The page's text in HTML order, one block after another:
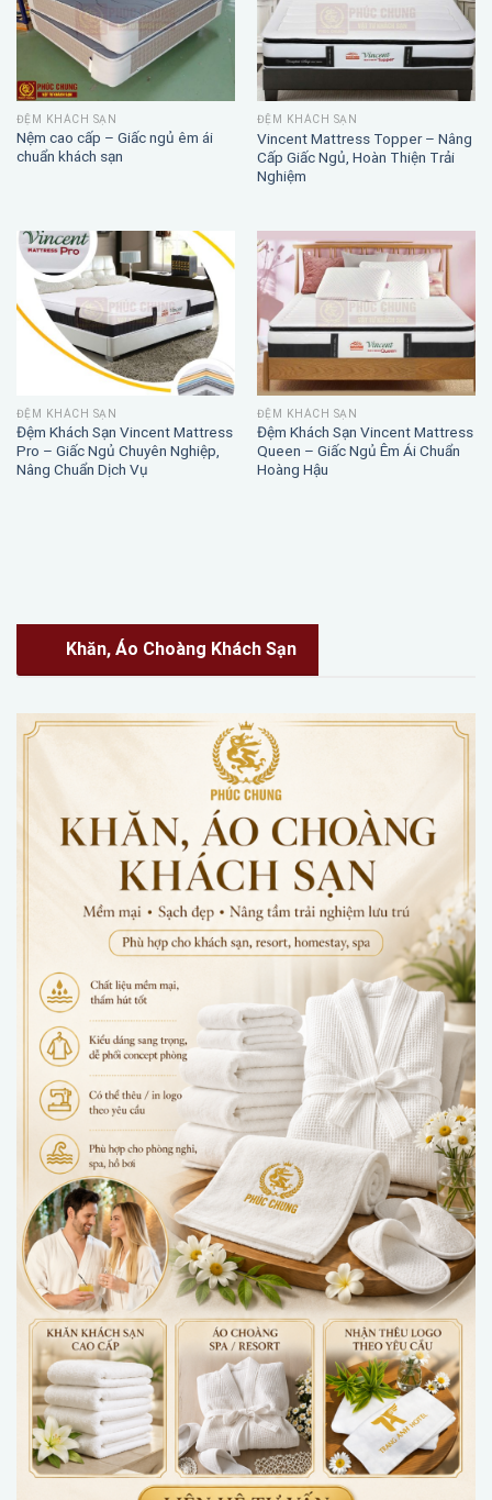
ĐỆM KHÁCH SẠN
Nệm cao cấp – Giấc ngủ êm ái
chuẩn khách sạn
ĐỆM KHÁCH SẠN
Vincent Mattress Topper – Nâng
Cấp Giấc Ngủ, Hoàn Thiện Trải
Nghiệm
ĐỆM KHÁCH SẠN
Đệm Khách Sạn Vincent Mattress
Pro – Giấc Ngủ Chuyên Nghiệp,
Nâng Chuẩn Dịch Vụ
ĐỆM KHÁCH SẠN
Đệm Khách Sạn Vincent Mattress
Queen – Giấc Ngủ Êm Ái Chuẩn
Hoàng Hậu
Khăn, Áo Choàng Khách Sạn